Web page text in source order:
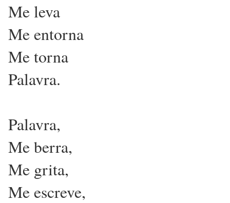
Me leva
Me entorna
Me torna
Palavra.
Palavra,
Me berra,
Me grita,
Me escreve,